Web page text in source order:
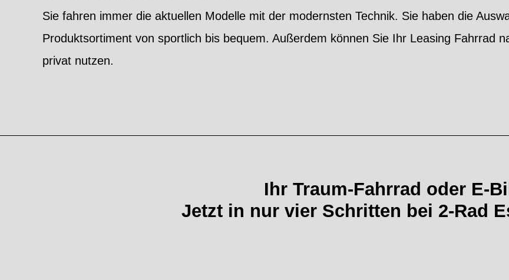
Sie fahren immer die aktuellen Modelle mit der modernsten Technik. Sie haben die
Produktsortiment von sportlich bis bequem. Außerdem können Sie Ihr Leasing Fahrrad
privat nutzen.
Ihr Traum-Fahrrad oder E-
Jetzt in nur vier Schritten bei 2-Rad